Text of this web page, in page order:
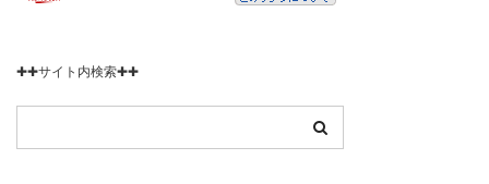
✚✚サイト内検索✚✚